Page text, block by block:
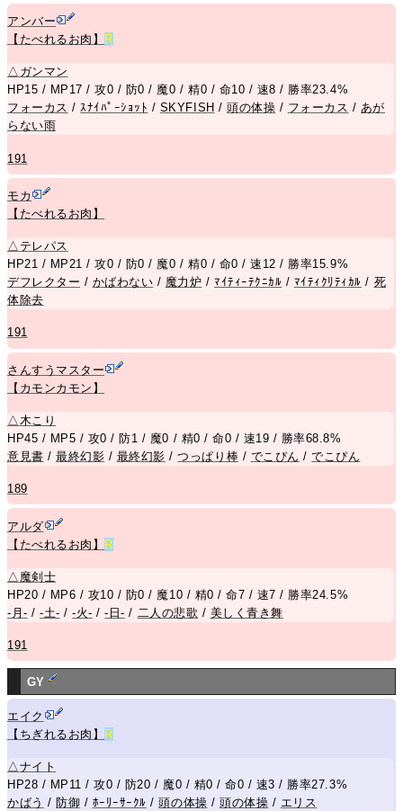
アンバー
【たべれるお肉】
R
△ ガンマン
HP15 / MP17 / 攻0 / 防0 / 魔0 / 精0 / 命10 / 速8 / 勝率23.4%
フォーカス /ｽﾅｲﾊﾟｰｼｮｯﾄ / SKYFISH /頭の体操 / フォーカス / あが
らない雨
191
モカ
【たべれるお肉】
△ テレパス
HP21 / MP21 / 攻0 / 防0 / 魔0 / 精0 / 命0 / 速12 / 勝率15.9%
デフレクター / かばわない / 魔力炉 / ﾏｲﾃｨｰﾃｸﾆｶﾙ / ﾏｲﾃｨｸﾘﾃｨｶﾙ / 死
体除去
191
さんすうマスター
【カモンカモン】
△木こり
HP45 / MP5 / 攻0 / 防1 / 魔0 / 精0 / 命0 / 速19 / 勝率68.8%
意見書 /最終幻影 / 最終幻影 /つっぱり棒 / でこぴん /でこぴん
189
アルダ
【たべれるお肉】
R
△ 魔剣士
HP20 / MP6 / 攻10 / 防0 / 魔10 / 精0 / 命7 / 速7 / 勝率24.5%
-月- /-土- /-火- /-日- / 二人の悲歌 / 美しく青き舞
191
GY
エイク
【ちぎれるお肉】
R
△ナイト
HP28 / MP11 / 攻0 / 防20 / 魔0 / 精0 / 命0 / 速3 / 勝率27.3%
かばう / 防御 / ﾎｰﾘｰｻｰｸﾙ /頭の体操 /頭の体操 / エリス